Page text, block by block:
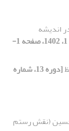
اندیشه
[دوره 13، شماره 1، 1402، صفحه 1-
[دوره 13، شماره
حسین (نقش ‌رستم